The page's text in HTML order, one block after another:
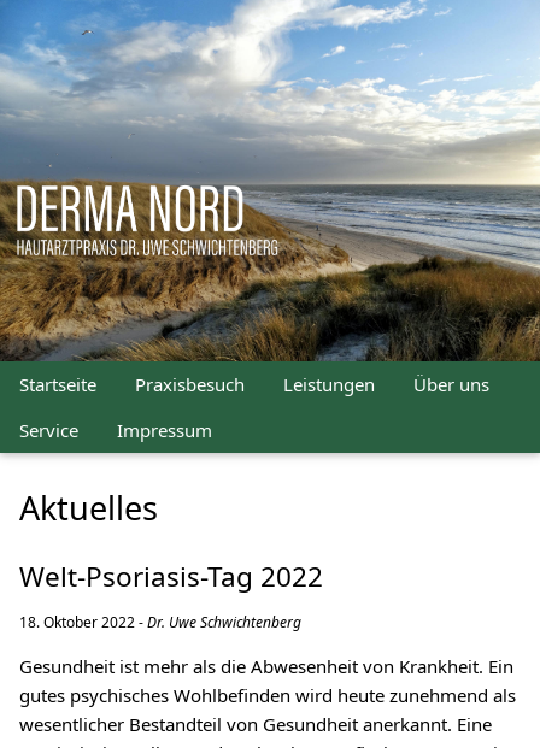
Startseite Praxisbesuch Leistungen
Über uns
Service
Impressum
Aktuelles
Welt-Psoriasis-Tag 2022
18. Oktober 2022 -Dr. Uwe Schwichtenberg
Gesundheit ist mehr als die Abwesenheit von Krankheit. Ein
gutes psychisches Wohlbefinden wird heute zunehmend als
wesentlicher Bestandteil von Gesundheit anerkannt. Eine